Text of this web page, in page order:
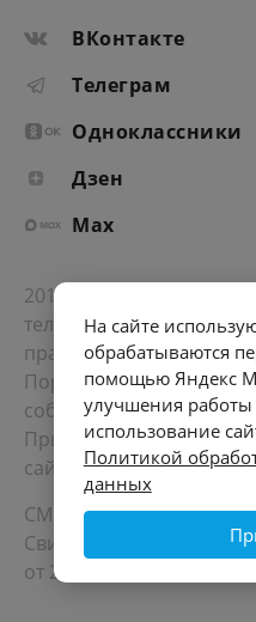
ВКонтакте
Телеграм
Одноклассники
Дзен
Max
2012-2026 © Портал
телевидение
права защищены.
Портал Санкт-
событиях, последних
При перепечатке
сайт обязательна.
СМИ
Свидетельство
от 22.05.2018
На сайте
обрабатываются
помощью Яндекс
улучшения работы
использование
Политикой
данных